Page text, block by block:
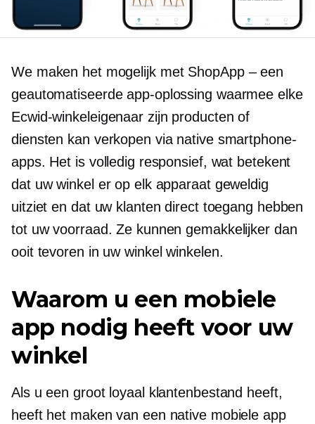
We maken het mogelijk met ShopApp – een
geautomatiseerde app-oplossing waarmee elke
Ecwid-winkeleigenaar zijn producten of
diensten kan verkopen via native smartphone-
apps. Het is volledig responsief, wat betekent
dat uw winkel er op elk apparaat geweldig
uitziet en dat uw klanten direct toegang hebben
tot uw voorraad. Ze kunnen gemakkelijker dan
ooit tevoren in uw winkel winkelen.
Waarom u een mobiele
app nodig heeft voor uw
winkel
Als u een groot loyaal klantenbestand heeft,
heeft het maken van een native mobiele app